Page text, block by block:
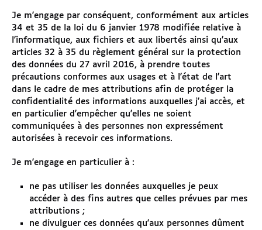
Je m'engage par conséquent, conformément aux articles
34 et 35 de la loi du 6 janvier 1978 modifiée relative à
l'informatique, aux fichiers et aux libertés ainsi qu'aux
articles 32 à 35 du règlement général sur la protection
des données du 27 avril 2016, à prendre toutes
précautions conformes aux usages et à l'état de l'art
dans le cadre de mes attributions afin de protéger la
confidentialité des informations auxquelles j'ai accès, et
en particulier d'empêcher qu'elles ne soient
communiquées à des personnes non expressément
autorisées à recevoir ces informations.
Je m'engage en particulier à :
ne pas utiliser les données auxquelles je peux
accéder à des fins autres que celles prévues par mes
attributions ;
ne divulguer ces données qu'aux personnes dûment